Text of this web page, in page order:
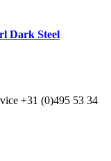
Dark Steel
+31 (0)495 53 34